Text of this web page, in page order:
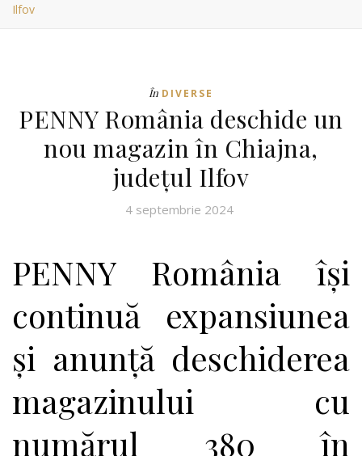
Ilfov
În DIVERSE
PENNY România deschide un
nou magazin în Chiajna,
județul Ilfov
4 septembrie 2024
PENNY România își
continuă expansiunea
și anunță deschiderea
magazinului cu
numărul 380 în